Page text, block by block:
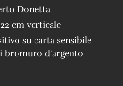
Donetta
22 cm verticale
su carta sensibile
bromuro d'argento